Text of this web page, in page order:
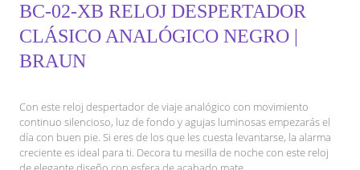
BC-02-XB RELOJ DESPERTADOR
CLÁSICO ANALÓGICO NEGRO |
BRAUN
Con este reloj despertador de viaje analógico con movimiento
continuo silencioso, luz de fondo y agujas luminosas empezarás el
día con buen pie. Si eres de los que les cuesta levantarse, la alarma
creciente es ideal para ti. Decora tu mesilla de noche con este reloj